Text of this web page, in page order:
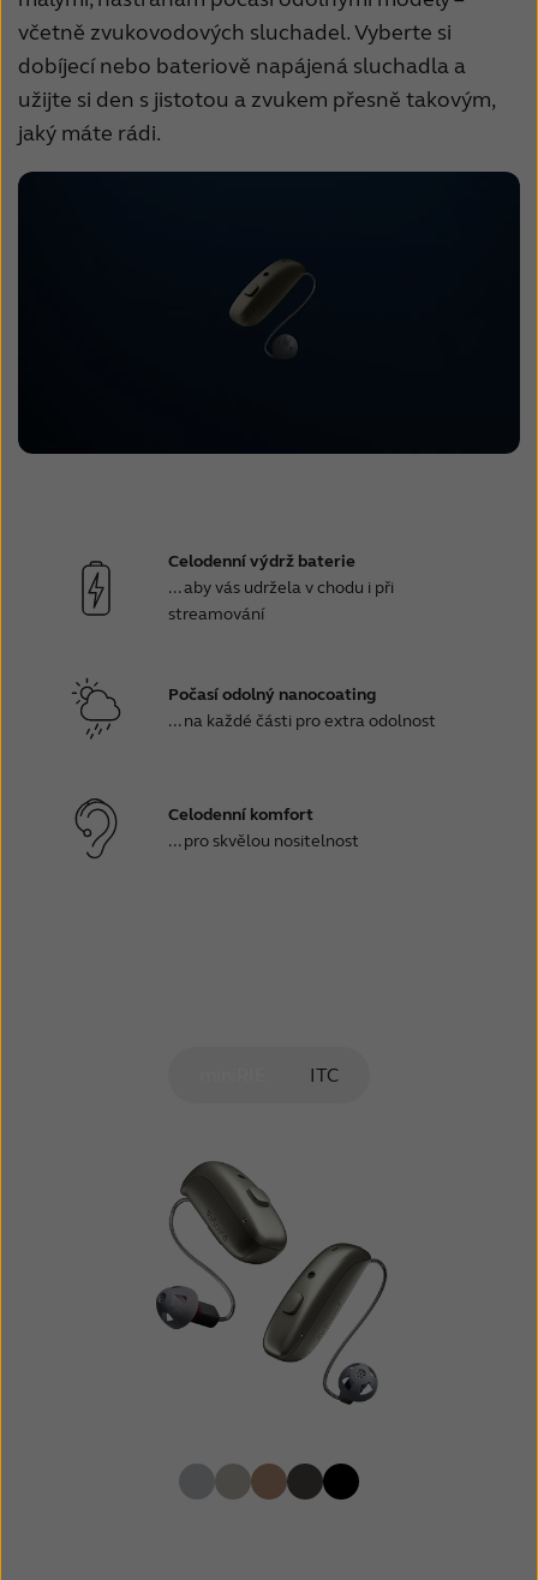
včetně zvukovodových sluchadel. Vyberte si
dobíjecí nebo bateriově napájená sluchadla a
užijte si den s jistotou a zvukem přesně takovým,
jaký máte rádi.
Celodenní výdrž baterie
... aby vás udržela v chodu i při
streamování
Počasí odolný nanocoating
... na každé části pro extra odolnost
Celodenní komfort
... pro skvělou nositelnost
ITC